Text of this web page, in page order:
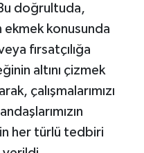
doğrultuda,
ekmek konusunda
fırsatçılığa
altını çizmek
çalışmalarımızı
her türlü tedbiri